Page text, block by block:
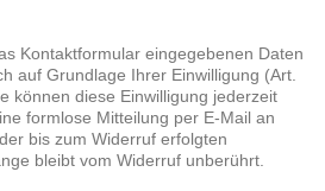
Kontaktformular eingegebenen Daten
auf Grundlage Ihrer Einwilligung (Art.
können diese Einwilligung jederzeit
formlose Mitteilung per E-Mail an
bis zum Widerruf erfolgten
bleibt vom Widerruf unberührt.